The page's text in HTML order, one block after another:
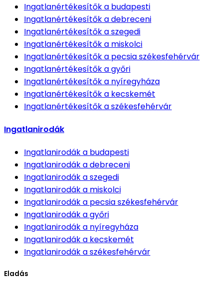
Ingatlanértékesítőka budapesti
Ingatlanértékesítőka debreceni
Ingatlanértékesítőka szegedi
Ingatlanértékesítőka miskolci
Ingatlanértékesítőka pecsia székesfehérvár
Ingatlanértékesítőka győri
Ingatlanértékesítőka nyíregyháza
Ingatlanértékesítőka kecskemét
Ingatlanértékesítőka székesfehérvár
Ingatlanirodák
Ingatlanirodáka budapesti
Ingatlanirodáka debreceni
Ingatlanirodáka szegedi
Ingatlanirodáka miskolci
Ingatlanirodáka pecsia székesfehérvár
Ingatlanirodáka győri
Ingatlanirodáka nyíregyháza
Ingatlanirodáka kecskemét
Ingatlanirodáka székesfehérvár
Eladás